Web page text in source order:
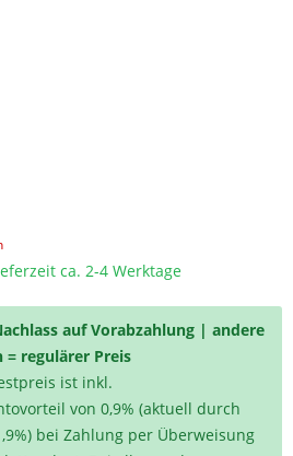
ca. 2-4 Werktage
auf Vorabzahlung | andere
= regulärer Preis
ist inkl.
von 0,9% (aktuell durch
bei Zahlung per Überweisung